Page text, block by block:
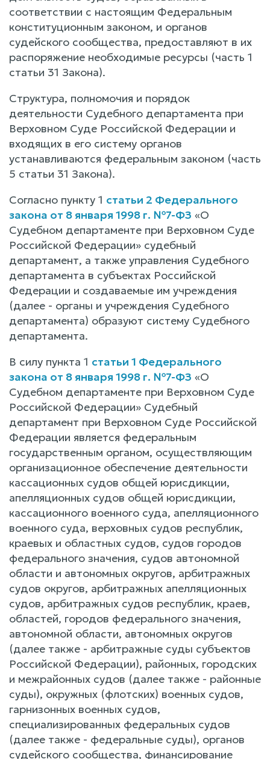
соответствии с настоящим Федеральным
конституционным законом, и органов
судейского сообщества, предоставляют в их
распоряжение необходимые ресурсы (часть 1
статьи 31 Закона).
Структура, полномочия и порядок
деятельности Судебного департамента при
Верховном Суде Российской Федерации и
входящих в его систему органов
устанавливаются федеральным законом (часть
5 статьи 31 Закона).
Согласно пункту 1 статьи 2 Федерального
закона от 8 января 1998 г. №7-ФЗ «О
Судебном департаменте при Верховном Суде
Российской Федерации» судебный
департамент, а также управления Судебного
департамента в субъектах Российской
Федерации и создаваемые им учреждения
(далее - органы и учреждения Судебного
департамента) образуют систему Судебного
департамента.
В силу пункта 1 статьи 1 Федерального
закона от 8 января 1998 г. №7-ФЗ «О
Судебном департаменте при Верховном Суде
Российской Федерации» Судебный
департамент при Верховном Суде Российской
Федерации является федеральным
государственным органом, осуществляющим
организационное обеспечение деятельности
кассационных судов общей юрисдикции,
апелляционных судов общей юрисдикции,
кассационного военного суда, апелляционного
военного суда, верховных судов республик,
краевых и областных судов, судов городов
федерального значения, судов автономной
области и автономных округов, арбитражных
судов округов, арбитражных апелляционных
судов, арбитражных судов республик, краев,
областей, городов федерального значения,
автономной области, автономных округов
(далее также - арбитражные суды субъектов
Российской Федерации), районных, городских
и межрайонных судов (далее также - районные
суды), окружных (флотских) военных судов,
гарнизонных военных судов,
специализированных федеральных судов
(далее также - федеральные суды), органов
судейского сообщества, финансирование